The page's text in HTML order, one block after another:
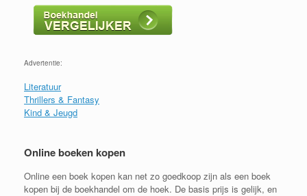
Advertentie:
Literatuur
Thrillers & Fantasy
Kind & Jeugd
Online boeken kopen
Online een boek kopen kan net zo goedkoop zijn als een boek
kopen bij de boekhandel om de hoek. De basis prijs is gelijk, en